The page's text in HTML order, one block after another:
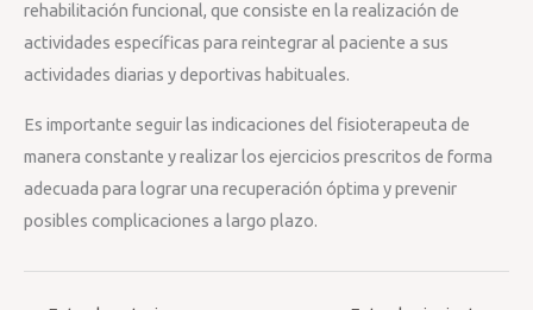
rehabilitación funcional, que consiste en la realización de
actividades específicas para reintegrar al paciente a sus
actividades diarias y deportivas habituales.
Es importante seguir las indicaciones del fisioterapeuta de
manera constante y realizar los ejercicios prescritos de forma
adecuada para lograr una recuperación óptima y prevenir
posibles complicaciones a largo plazo.